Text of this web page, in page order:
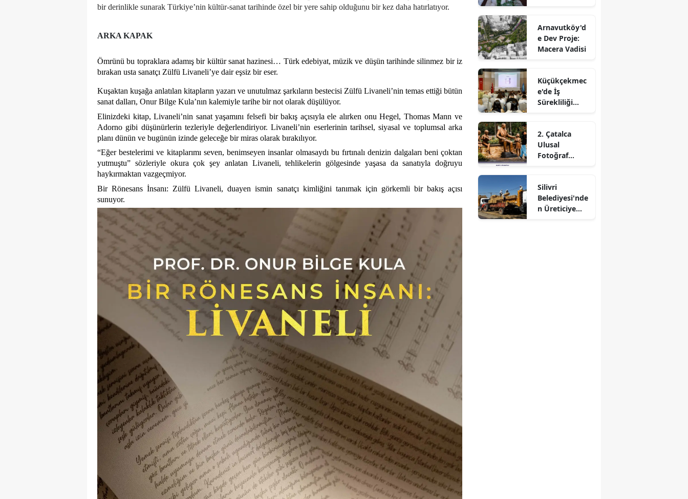
bir derinlikle sunarak Türkiye’nin kültür-sanat tarihinde özel bir yere sahip olduğunu bir kez daha hatırlatıyor.
ARKA KAPAK
Ömrünü bu topraklara adamış bir kültür sanat hazinesi… Türk edebiyat, müzik ve düşün tarihinde silinmez bir iz
bırakan usta sanatçı Zülfü Livaneli’ye dair eşsiz bir eser.
Kuşaktan kuşağa anlatılan kitapların yazarı ve unutulmaz şarkıların bestecisi Zülfü Livaneli’nin temas ettiği bütün
sanat dalları, Onur Bilge Kula’nın kalemiyle tarihe bir not olarak düşülüyor.
Elinizdeki kitap, Livaneli’nin sanat yaşamını felsefi bir bakış açısıyla ele alırken onu Hegel, Thomas Mann ve
Adorno gibi düşünürlerin tezleriyle değerlendiriyor. Livaneli’nin eserlerinin tarihsel, siyasal ve toplumsal arka
planı dünün ve bugünün izinde geleceğe bir miras olarak bırakılıyor.
“Eğer bestelerimi ve kitaplarımı seven, benimseyen insanlar olmasaydı bu fırtınalı denizin dalgaları beni çoktan
yutmuştu” sözleriyle okura çok şey anlatan Livaneli, tehlikelerin gölgesinde yaşasa da sanatıyla doğruyu
haykırmaktan vazgeçmiyor.
Bir Rönesans İnsanı: Zülfü Livaneli, duayen ismin sanatçı kimliğini tanımak için görkemli bir bakış açısı
sunuyor.
Arnavutköy'd
e Dev Proje:
Macera Vadisi
Küçükçekmec
e'de İş
Sürekliliği
Eğitimi
2. Çatalca
Ulusal
Fotoğraf
Silivri
Belediyesi'nde
n Üreticiye